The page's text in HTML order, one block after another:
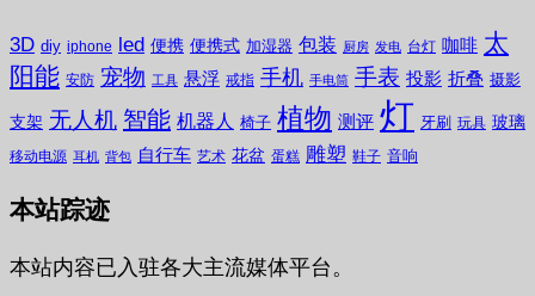
3D diy iphone led 便携 便携式 加湿器 包装 厨房 发电 台灯 咖啡 太
阳能 安防 宠物 工具 悬浮 戒指 手机 手电筒 手表 投影 折叠 摄影
支架 无人机 智能 机器人 椅子 植物 测评 灯 牙刷 玩具 玻璃
移动电源 耳机 背包 自行车 艺术 花盆 蛋糕 雕塑 鞋子 音响
本站踪迹
本站内容已入驻各大主流媒体平台。